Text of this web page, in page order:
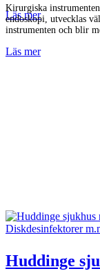
Kirurgiska
endoskopi, utvecklas
instrumenten och blir
Läs mer
Läs mer
Huddinge